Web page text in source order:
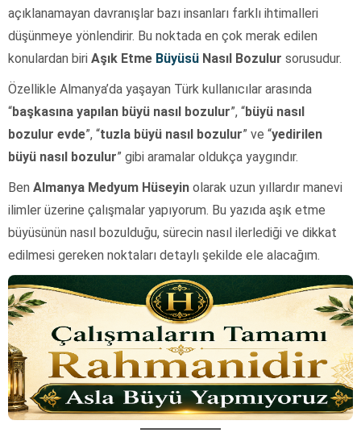
açıklanamayan davranışlar bazı insanları farklı ihtimalleri
düşünmeye yönlendirir. Bu noktada en çok merak edilen
konulardan biri Aşık Etme Büyüsü Nasıl Bozulur sorusudur.
Özellikle Almanya’da yaşayan Türk kullanıcılar arasında
“başkasına yapılan büyü nasıl bozulur”, “büyü nasıl
bozulur evde”, “tuzla büyü nasıl bozulur” ve “yedirilen
büyü nasıl bozulur” gibi aramalar oldukça yaygındır.
Ben Almanya Medyum Hüseyin olarak uzun yıllardır manevi
ilimler üzerine çalışmalar yapıyorum. Bu yazıda aşık etme
büyüsünün nasıl bozulduğu, sürecin nasıl ilerlediği ve dikkat
edilmesi gereken noktaları detaylı şekilde ele alacağım.